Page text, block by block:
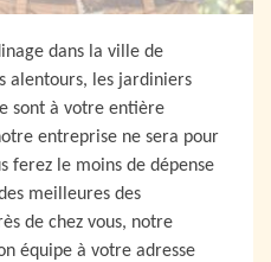
dans la ville de
alentours, les jardiniers
sont à votre entière
entreprise ne sera pour
ferez le moins de dépense
meilleures des
de chez vous, notre
équipe à votre adresse